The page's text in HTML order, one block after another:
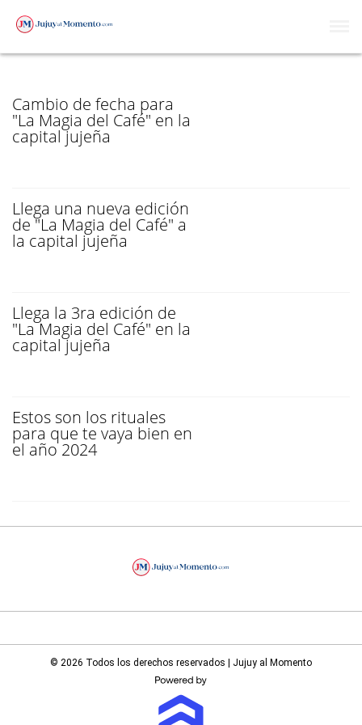
MAGIA
Cambio de fecha para
"La Magia del Café" en la
capital jujeña
Llega una nueva edición
de "La Magia del Café" a
la capital jujeña
Llega la 3ra edición de
"La Magia del Café" en la
capital jujeña
Estos son los rituales
para que te vaya bien en
el año 2024
© 2026 Todos los derechos reservados | Jujuy al Momento